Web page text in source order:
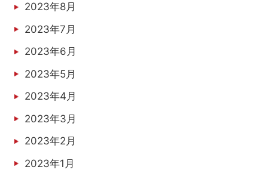
2023年8月
2023年7月
2023年6月
2023年5月
2023年4月
2023年3月
2023年2月
2023年1月